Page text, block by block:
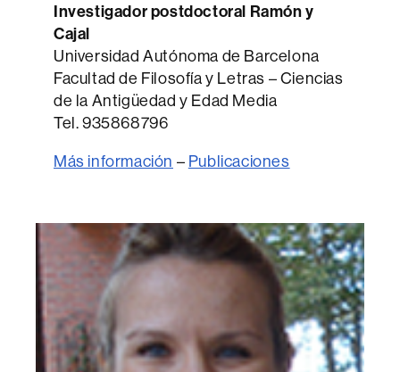
Investigadorpostdoctoral Ramón y
Cajal
Universidad Autónoma de Barcelona
Facultad de Filosofía y Letras – Ciencias
de la Antigüedad y Edad Media
Tel. 935868796
Más información – Publicaciones